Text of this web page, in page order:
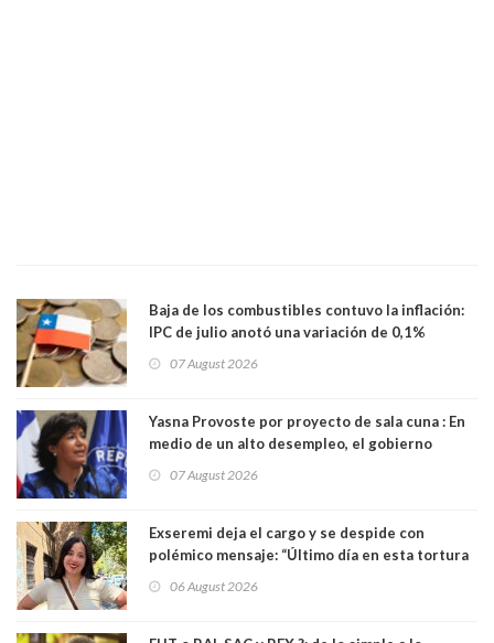
Baja de los combustibles contuvo la inflación:
IPC de julio anotó una variación de 0,1%
07 August 2026
Yasna Provoste por proyecto de sala cuna : En
medio de un alto desempleo, el gobierno
07 August 2026
Exseremi deja el cargo y se despide con
polémico mensaje: “Último día en esta tortura
06 August 2026